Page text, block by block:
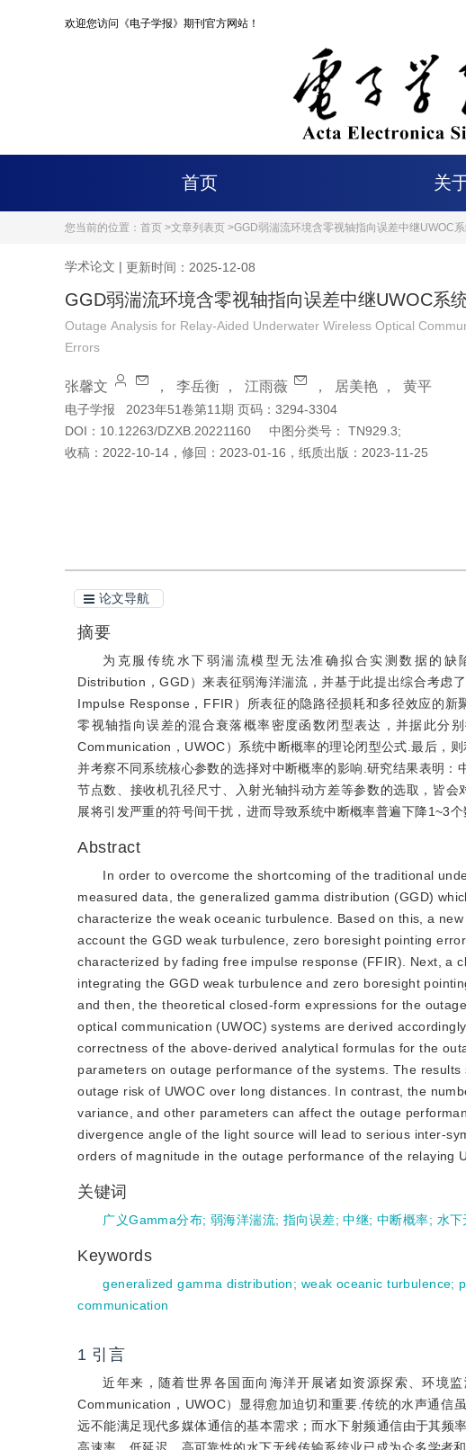
欢迎您访问《电子学报》期刊官方网站！
首页 关
您当前的位置： 首页 >文章列表页 >GGD弱湍流环境含零视轴指向误差中继UWOC
学术论文 | 更新时间：2025-12-08
GGD弱湍流环境含零视轴指向误差中继UWOC系
Outage Analysis for Relay-Aided Underwater Wireless Optical
Errors
张馨文 ， 李岳衡 ， 江雨薇 ， 居美艳 ， 黄平
电子学报
2023年51卷第11期 页码：3294-3304
DOI： 10.12263/DZXB.20221160 中图分类号：
TN929.3;
收稿： 2022-10-14 ， 修回： 2023-01-16 ， 纸质出版： 2023-11-25
论文导航
摘要
为克服传统水下弱湍流模型无法准确拟合实测数据的缺
Distribution，GGD）来表征弱海洋湍流，并基于此提出综合考虑
Impulse Response，FFIR）所表征的隐路径损耗和多径效应的
零视轴指向误差的混合衰落概率密度函数闭型表达，并据此分
Communication，UWOC）系统中断概率的理论闭型公式.最后，
并考察不同系统核心参数的选择对中断概率的影响.研究结果表明
节点数、接收机孔径尺寸、入射光轴抖动方差等参数的选取，皆
展将引发严重的符号间干扰，进而导致系统中断概率普遍下降1~3个
Abstract
In order to overcome the shortcoming of the traditional
measured data, the generalized gamma distribution (GGD)
characterize the weak oceanic turbulence. Based on this, a
account the GGD weak turbulence, zero boresight pointing
characterized by fading free impulse response (FFIR). Next, a
integrating the GGD weak turbulence and zero boresight
and then, the theoretical closed-form expressions for the
optical communication (UWOC) systems are derived
correctness of the above-derived analytical formulas for the
parameters on outage performance of the systems. The
outage risk of UWOC over long distances. In contrast, the
variance, and other parameters can affect the outage
divergence angle of the light source will lead to serious inter-
orders of magnitude in the outage performance of the relaying
关键词
广义Gamma分布; 弱海洋湍流; 指向误差;中继;中断概率; 水下
Keywords
generalized gamma distribution; weak oceanic turbulence;
communication
1 引言
近年来，随着世界各国面向海洋开展诸如资源探索、环境
Communication，UWOC）显得愈加迫切和重要.传统的水声通信
远不能满足现代多媒体通信的基本需求；而水下射频通信由于其频